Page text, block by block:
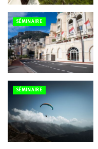
SÉMINAIRE
SÉMINAIRE